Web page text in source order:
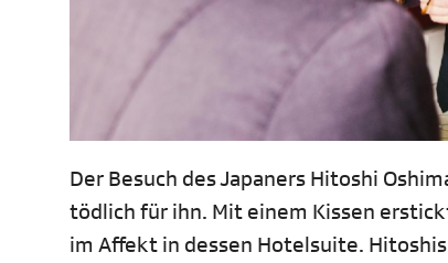
Der Besuch des Japaners Hitoshi
tödlich für ihn. Mit einem Kissen
im Affekt in dessen Hotelsuite.